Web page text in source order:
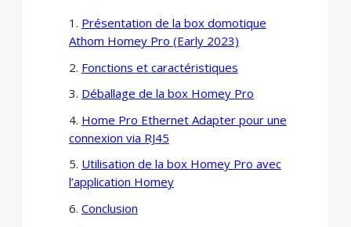
Présentation de la box domotique
Athom Homey Pro (Early 2023)
Fonctions et caractéristiques
Déballage de la box Homey Pro
Home Pro Ethernet Adapter pour une
connexion via RJ45
Utilisation de la box Homey Pro avec
l’application Homey
Conclusion